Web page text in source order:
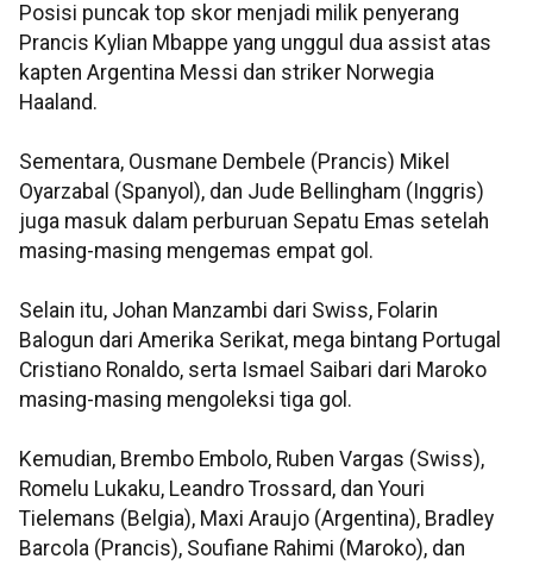
Posisi puncak top skor menjadi milik penyerang
Prancis Kylian Mbappe yang unggul dua assist atas
kapten Argentina Messi dan striker Norwegia
Haaland.
Sementara, Ousmane Dembele (Prancis) Mikel
Oyarzabal (Spanyol), dan Jude Bellingham (Inggris)
juga masuk dalam perburuan Sepatu Emas setelah
masing-masing mengemas empat gol.
Selain itu, Johan Manzambi dari Swiss, Folarin
Balogun dari Amerika Serikat, mega bintang Portugal
Cristiano Ronaldo, serta Ismael Saibari dari Maroko
masing-masing mengoleksi tiga gol.
Kemudian, Brembo Embolo, Ruben Vargas (Swiss),
Romelu Lukaku, Leandro Trossard, dan Youri
Tielemans (Belgia), Maxi Araujo (Argentina), Bradley
Barcola (Prancis), Soufiane Rahimi (Maroko), dan